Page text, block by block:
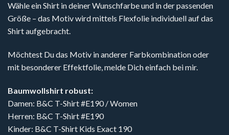
Wähle ein Shirt in deiner Wunschfarbe und in der passenden
Größe – das Motiv wird mittels Flexfolie individuell auf das
Shirt aufgebracht.
Möchtest Du das Motiv in anderer Farbkombination oder
mit besonderer Effektfolie, melde Dich einfach bei mir.
Baumwollshirt robust:
Damen: B&C T-Shirt #E190 / Women
Herren: B&C T-Shirt #E190
Kinder: B&C T-Shirt Kids Exact 190